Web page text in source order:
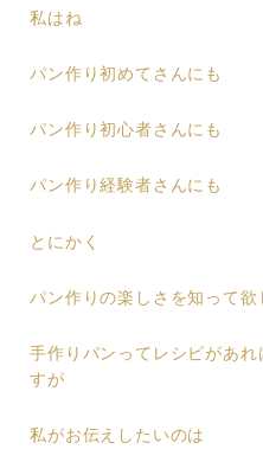
私はね
パン作り初めてさんにも
パン作り初心者さんにも
パン作り経験者さんにも
とにかく
パン作りの楽しさを知って欲
手作りパンってレシピがあ
すが
私がお伝えしたいのは